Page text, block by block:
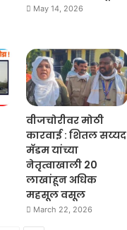
May 14, 2026
वीजचोरीवर मोठी
कारवाई : शितल सय्यद
मॅडम यांच्या
नेतृत्वाखाली 20
लाखांहून अधिक
महसूल वसूल
March 22, 2026